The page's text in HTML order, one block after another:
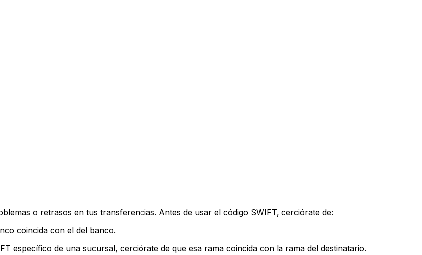
o retrasos en tus transferencias. Antes de usar el código SWIFT, cerciórate de:
coincida con el del banco.
específico de una sucursal, cerciórate de que esa rama coincida con la rama del destinatario.